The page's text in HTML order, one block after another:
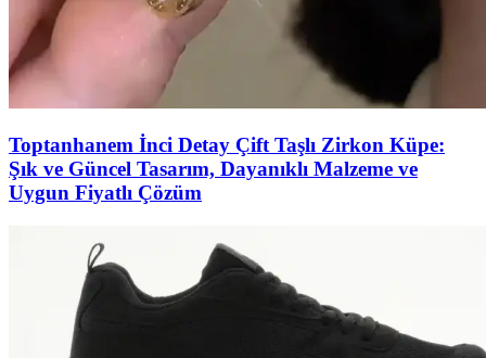
Toptanhanem İnci Detay Çift Taşlı Zirkon Küpe:
Şık ve Güncel Tasarım, Dayanıklı Malzeme ve
Uygun Fiyatlı Çözüm